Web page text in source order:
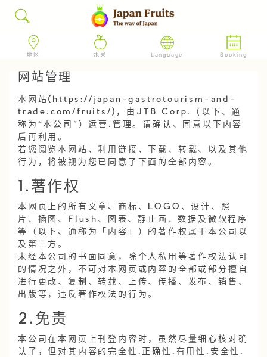
地区 水果 Language Booking
网站管理
本网站(https://japan-gastrotourism-and-
trade.com/fruits/)，由JTB Corp.（以下、通
称为“本公司”）运营·管理。请确认、同意以下内容
后再利用。
若您阅览本网站、利用链接、下载、转载、以及其他
行为，将被视为您已同意了下面的全部内容。
1.著作权
本网页上的所有文章、商标、LOGO、设计、照
片、插图、Flush、图表、静止画、数据及微软程序
等（以下、通称为「内容」）的著作权属于本公司以
及第三方。
未经本公司的书面同意，除个人私用等著作权法认可
的情况之外，不可对本网页或内容的全部或部分擅自
进行更改、复制、转载、上传、传播、发布、销售、
出版等，违反著作权法的行为。
2.免责
本公司在本网页上刊登内容时，虽然尽量细心核对确
认了，但对其内容的完全性·正确性·有用性·安全性·